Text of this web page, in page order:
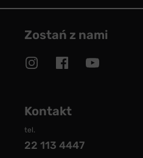
Zostań z nami
Kontakt
tel.
22 113 4447